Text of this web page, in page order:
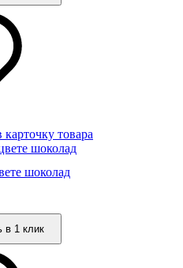
товара
шоколад
в 1 клик